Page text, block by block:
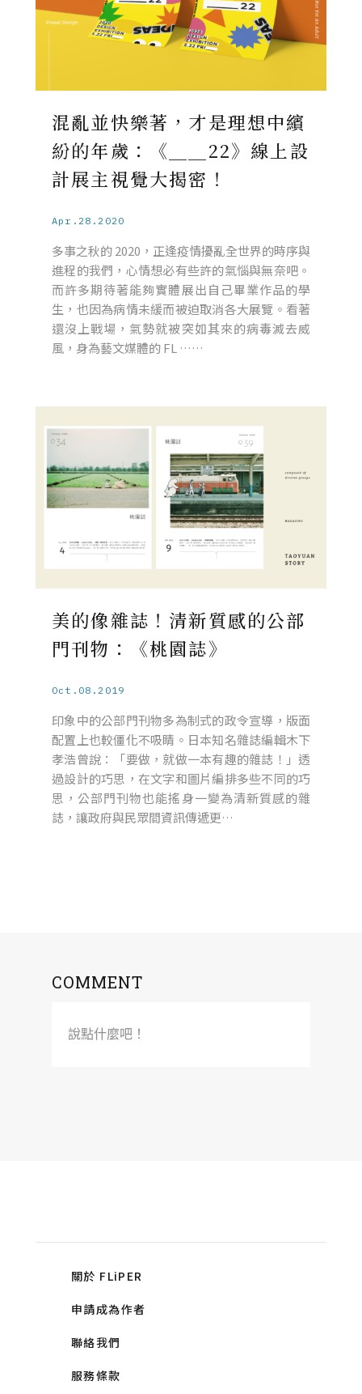
混亂並快樂著，才是理想中繽
紛的年歲：《＿＿22》線上設
計展主視覺大揭密！
Apr.28.2020
多事之秋的 2020，正逢疫情擾亂全世界的時序與
進程的我們，心情想必有些許的氣惱與無奈吧。
而許多期待著能夠實體展出自己畢業作品的學
生，也因為病情未緩而被迫取消各大展覽。看著
還沒上戰場，氣勢就被突如其來的病毒滅去威
風，身為藝文媒體的 FL ……
美的像雜誌！清新質感的公部
門刊物：《桃園誌》
Oct.08.2019
印象中的公部門刊物多為制式的政令宣導，版面
配置上也較僵化不吸睛。日本知名雜誌編輯木下
孝浩曾說：「要做，就做一本有趣的雜誌！」透
過設計的巧思，在文字和圖片編排多些不同的巧
思，公部門刊物也能搖身一變為清新質感的雜
誌，讓政府與民眾間資訊傳遞更…
COMMENT
說點什麼吧！
關於 FLiPER
申請成為作者
聯絡我們
服務條款